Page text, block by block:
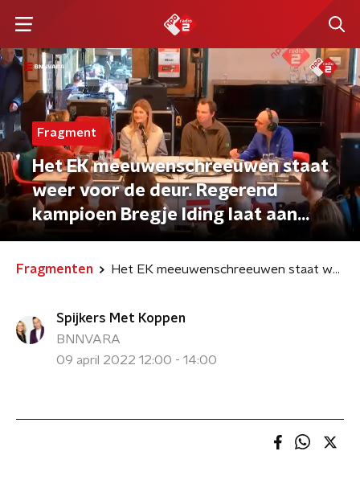
Fragment
Het EK meeuwenschreeuwen staat
weer voor de deur. Regerend
kampioen Bregje Iding laat aan
larofiel Merijn Loeve haar long call
horen.
Fragmenten Het EK meeuwenschreeuwen staat weer voor de deur. Regerend kampioen Bregje Iding laat aan larofiel Merijn Loeve haar long call horen.
Spijkers Met Koppen
BNNVARA
09 april 2022 12:00 - 14:00